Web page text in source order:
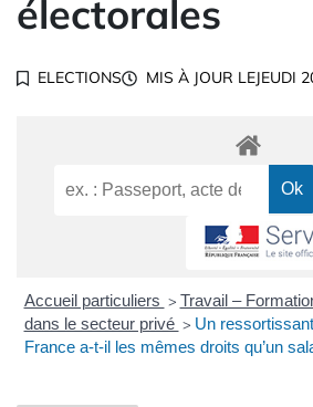
électorales
ELECTIONS MIS À JOUR LEJEUDI
Accueil particuliers > Travail –
dans le secteur privé > Un
France a-t-il les mêmes droits qu’un